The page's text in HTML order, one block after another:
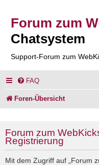
Forum zum
Chatsystem
Support-Forum zum
FAQ
Foren-Übersicht
Forum zum
Registrierung
Mit dem Zugriff auf „Forum